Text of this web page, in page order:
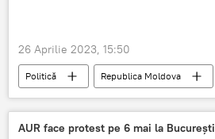
26 Aprilie 2023, 15:50
Politică
Republica Moldova
infrastructura
AUR face protest pe 6 mai la București